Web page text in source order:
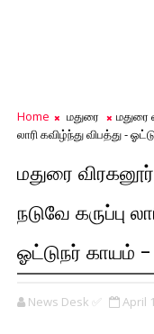
Home மதுரை
மதுரை
லாரி கவிழ்ந்து விபத்து -
மதுரை
நடுவே கருப்பு
ஓட்டுநர் காயம் -
News Desk ✅ April